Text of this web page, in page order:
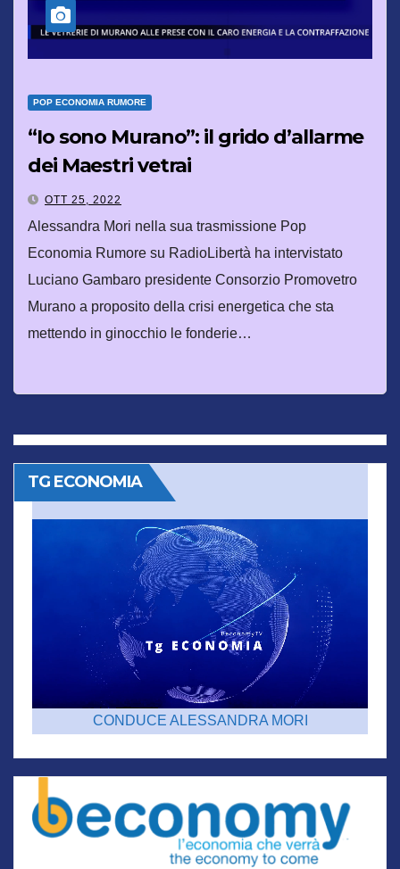
POP ECONOMIA RUMORE
“Io sono Murano”: il grido d’allarme
dei Maestri vetrai
OTT 25, 2022
Alessandra Mori nella sua trasmissione Pop
Economia Rumore su RadioLibertà ha intervistato
Luciano Gambaro presidente Consorzio Promovetro
Murano a proposito della crisi energetica che sta
mettendo in ginocchio le fonderie…
TG ECONOMIA
CONDUCE ALESSANDRA MORI